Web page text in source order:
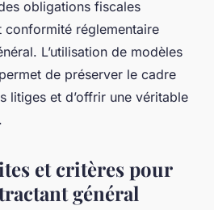
obligations fiscales
conformité réglementaire
L’utilisation de modèles
de préserver le cadre
litiges et d’offrir une véritable
et critères pour
général